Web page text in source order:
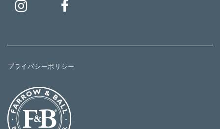
プライバシーポリシー